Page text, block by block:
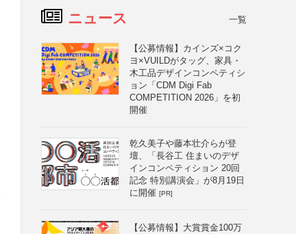
ニュース 一覧
【公募情報】カインズ×コク
ヨ×VUILDがタッグ、家具・
木工品デザインコンペティシ
ョン「CDM Digi Fab
COMPETITION 2026」を初
開催
乾久美子や藤本壮介らが登
壇、「長谷工 住まいのデザ
インコンペティション 20回
記念 特別講演会」が8月19日
に開催 [PR]
【公募情報】大賞賞金100万